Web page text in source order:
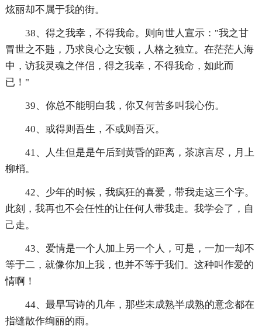
炫丽却不属于我的街。
38、得之我幸，不得我命。则向世人宣示："我之甘
冒世之不韪，乃求良心之安顿，人格之独立。在茫茫人海
中，访我灵魂之伴侣，得之我幸，不得我命，如此而
已！"
39、你总不能明白我，你又何苦多叫我心伤。
40、或得则吾生，不或则吾灭。
41、人生但是是午后到黄昏的距离，茶凉言尽，月上
柳梢。
42、少年的时候，我疯狂的喜爱，带我走这三个字。
此刻，我再也不会任性的让任何人带我走。我学会了，自
己走。
43、爱情是一个人加上另一个人，可是，一加一却不
等于二，就像你加上我，也并不等于我们。这种叫作爱的
情啊！
44、最早写诗的几年，那些未成熟半成熟的意念都在
指缝散作绚丽的雨。